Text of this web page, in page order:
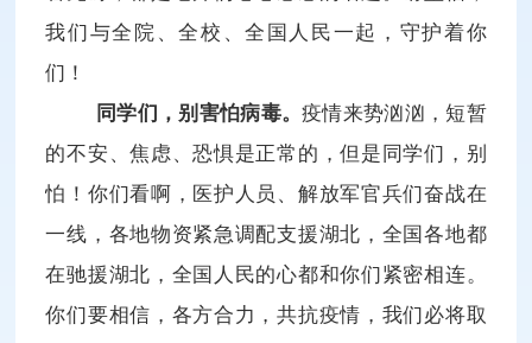
我们与全院、全校、全国人民一起，守护着你
们！
同学们，别害怕病毒。疫情来势汹汹，短暂
的不安、焦虑、恐惧是正常的，但是同学们，别
怕！你们看啊，医护人员、解放军官兵们奋战在
一线，各地物资紧急调配支援湖北，全国各地都
在驰援湖北，全国人民的心都和你们紧密相连。
你们要相信，各方合力，共抗疫情，我们必将取